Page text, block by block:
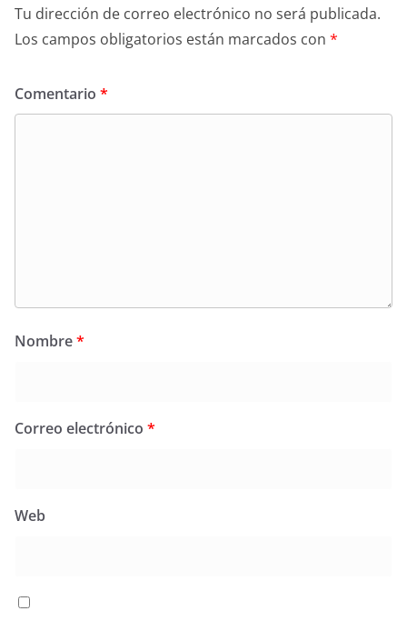
Tu dirección de correo electrónico no será publicada.
Los campos obligatorios están marcados con *
Comentario *
Nombre*
Correo electrónico *
Web